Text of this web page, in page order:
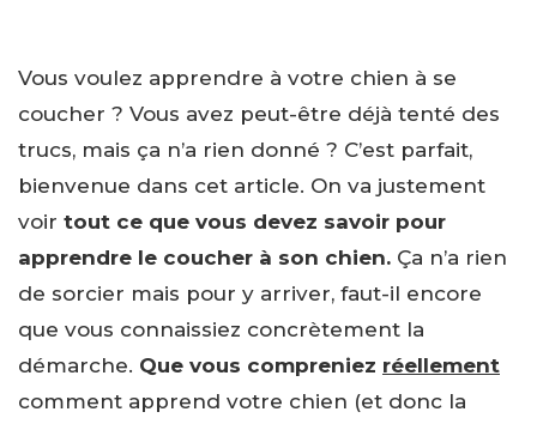
Vous voulez apprendre à votre chien à se
coucher ? Vous avez peut-être déjà tenté des
trucs, mais ça n’a rien donné ? C’est parfait,
bienvenue dans cet article. On va justement
voir tout ce que vous devez savoir pour
apprendre le coucher à son chien. Ça n’a rien
de sorcier mais pour y arriver, faut-il encore
que vous connaissiez concrètement la
démarche. Que vous compreniez réellement
comment apprend votre chien (et donc la